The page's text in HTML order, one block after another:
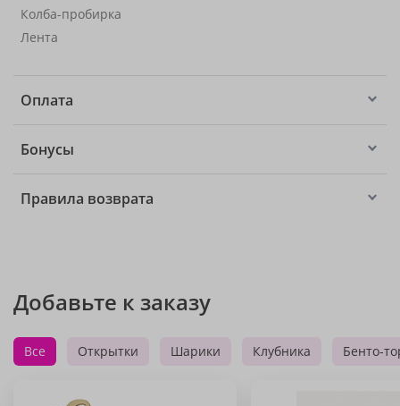
Колба-пробирка
Лента
Оплата
Бонусы
Правила возврата
Добавьте к заказу
Все Открытки Шарики Клубника Бенто-